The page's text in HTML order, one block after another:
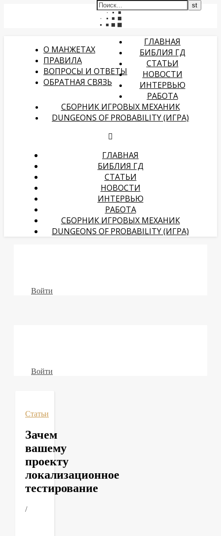
О МАНЖЕТАХ
ПРАВИЛА
ВОПРОСЫ И ОТВЕТЫ
ОБРАТНАЯ СВЯЗЬ
ГЛАВНАЯ
БИБЛИЯ ГД
СТАТЬИ
НОВОСТИ
ИНТЕРВЬЮ
РАБОТА
СБОРНИК ИГРОВЫХ МЕХАНИК
DUNGEONS OF PROBABILITY (ИГРА)
ГЛАВНАЯ
БИБЛИЯ ГД
СТАТЬИ
НОВОСТИ
ИНТЕРВЬЮ
РАБОТА
СБОРНИК ИГРОВЫХ МЕХАНИК
DUNGEONS OF PROBABILITY (ИГРА)
Войти
Войти
Статьи
Зачем
вашему
проекту
локализационное
тестирование
/